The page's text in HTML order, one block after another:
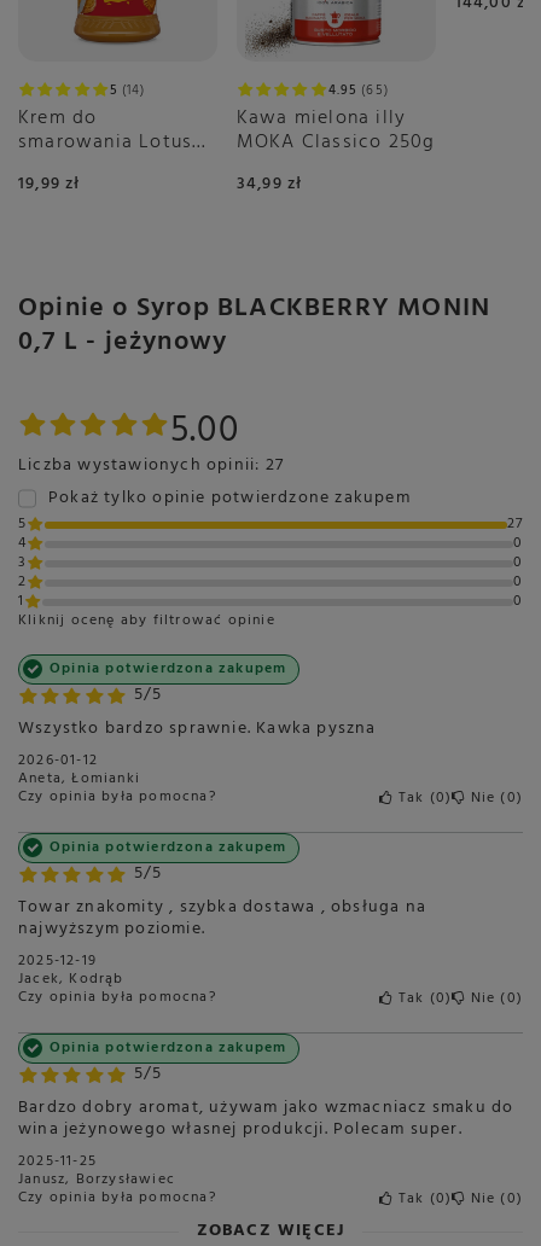
otwarciu zużyć w ciągu 3 miesięcy
Opakowanie
Jednostka (specyficzna):
Jednostka (specyficzna) - Litry
Kraj
Szerokość: 6,5 cm
Dodatkowe informacje
Język produktu:
Język danych - polski
Języki na opakowaniu:
litewski
Koktajl
Pojemność
700 ml
Długość opakowania w
Wysokość opakowania w
centymetrach
32
Szerokość opakowania w
centymetrach Więcej
8
5 14
Krem do
smarowania Lotus
380g
19,99 zł
4.95 65
Kawa mielona illy
MOKA Classico 250g
34,99 zł
1kg
Opinie o Syrop BLACKBERRY MONIN
0,7 L - jeżynowy
5.00
Liczba wystawionych opinii: 27
Pokaż tylko opinie potwierdzone zakupem
5
27
4
0
3
0
2
0
1
0
Kliknij ocenę aby filtrować opinie
5/5
Opinia potwierdzona zakupem
Wszystko bardzo sprawnie. Kawka pyszna
2026-01-12
Aneta, Łomianki
Czy opinia była pomocna? Tak 0 Nie 0
5/5
Opinia potwierdzona zakupem
Towar znakomity , szybka dostawa , obsługa na
najwyższym poziomie.
2025-12-19
Jacek, Kodrąb
Czy opinia była pomocna? Tak 0 Nie 0
5/5
Opinia potwierdzona zakupem
Bardzo dobry aromat, używam jako wzmacniacz smaku do
wina jeżynowego własnej produkcji. Polecam super.
2025-11-25
Janusz, Borzysławiec
Czy opinia była pomocna? Tak 0 Nie 0
ZOBACZ WIĘCEJ